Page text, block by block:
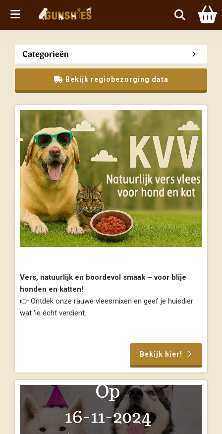
Categorieën
Bekijk regiobezorging data
Vers, natuurlijk en boordevol smaak – voor blije
honden en katten!
👉 Ontdek onze rauwe vleesmixen en geef je huisdier
wat 'ie écht verdient.
Bekijk hier!